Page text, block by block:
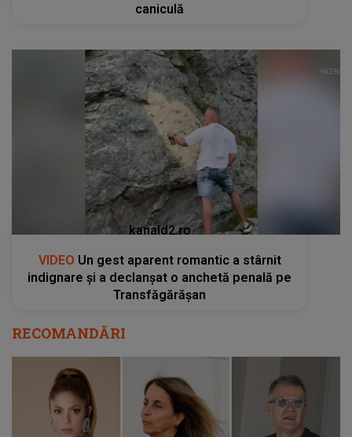
caniculă
kanald2.ro
VIDEO Un gest aparent romantic a stârnit
indignare și a declanșat o anchetă penală pe
Transfăgărășan
RECOMANDĂRI